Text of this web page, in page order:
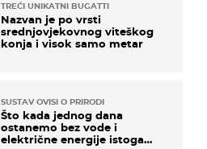
TREĆI UNIKATNI BUGATTI
Nazvan je po vrsti
srednjovjekovnog viteškog
konja i visok samo metar
SUSTAV OVISI O PRIRODI
Što kada jednog dana
ostanemo bez vode i
električne energije istoga